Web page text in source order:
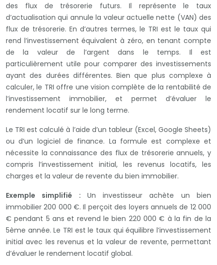
des flux de trésorerie futurs. Il représente le taux
d’actualisation qui annule la valeur actuelle nette (VAN) des
flux de trésorerie. En d’autres termes, le TRI est le taux qui
rend l’investissement équivalent à zéro, en tenant compte
de la valeur de l’argent dans le temps. Il est
particulièrement utile pour comparer des investissements
ayant des durées différentes. Bien que plus complexe à
calculer, le TRI offre une vision complète de la rentabilité de
l’investissement immobilier, et permet d’évaluer le
rendement locatif sur le long terme.
Le TRI est calculé à l’aide d’un tableur (Excel, Google Sheets)
ou d’un logiciel de finance. La formule est complexe et
nécessite la connaissance des flux de trésorerie annuels, y
compris l’investissement initial, les revenus locatifs, les
charges et la valeur de revente du bien immobilier.
Exemple simplifié : Un investisseur achète un bien
immobilier 200 000 €. Il perçoit des loyers annuels de 12 000
€ pendant 5 ans et revend le bien 220 000 € à la fin de la
5ème année. Le TRI est le taux qui équilibre l’investissement
initial avec les revenus et la valeur de revente, permettant
d’évaluer le rendement locatif global.